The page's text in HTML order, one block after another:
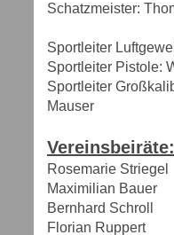
Schatzmeister:
Sportleiter
Sportleiter Pistole:
Sportleiter
Mauser
Vereinsbeiräte:
Rosemarie Striegel
Maximilian Bauer
Bernhard Schroll
Florian Ruppert